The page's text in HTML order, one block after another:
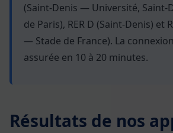
(Saint-Denis — Université,
de Paris), RER D (Saint-Denis) et
— Stade de France). La
assurée en 10 à 20 minutes.
Résultats de nos